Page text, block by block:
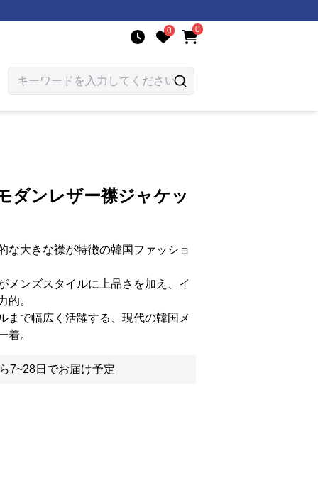
0 0
ダンレザー襟ジャケッ
な大きな襟が特徴の韓国ファッショ
メンズスタイルに上品さを加え、イ
的。
まで幅広く活躍する、現代の韓国メ
着。
7~28日でお届け予定